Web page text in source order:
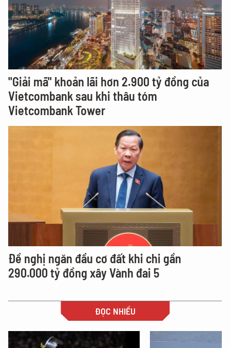
"Giải mã" khoản lãi hơn 2.900 tỷ đồng của
Vietcombank sau khi thâu tóm
Vietcombank Tower
Đề nghị ngăn đầu cơ đất khi chi gần
290.000 tỷ đồng xây Vành đai 5
ĐỌC NHIỀU